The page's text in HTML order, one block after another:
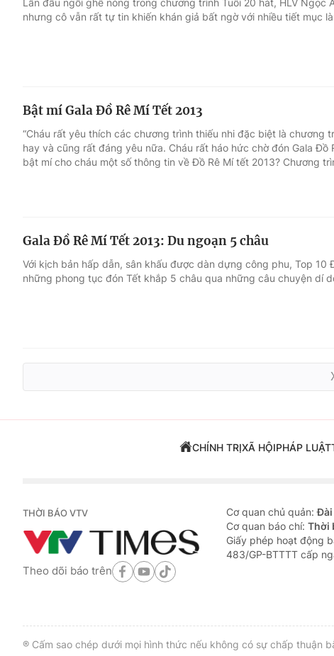
nhưng cô vẫn rất tự tin khiến khán giả bất ngờ với nhiều tiết mục
Bật mí Gala Đồ Rê Mí Tết 2013
“Cháu rất yêu thích các chương trình thiếu nhi đặc biệt là chương
hay và cũng rất đáng yêu nữa. Cháu rất háo hức chờ đón Gala Đồ
bật mí cho cháu một số thông tin về Đồ Rê Mí tết 2013? Chương
Gala Đồ Rê Mí Tết 2013: Du ngoạn 5 châu
Với kịch bản hấp dẫn, sân khấu được dàn dựng công phu, Top 10
những phong tục đón Tết khắp 5 châu qua những câu chuyện dí
CHÍNH TRỊXÃ HỘIPHÁP LUẬT
THỜI BÁO VTV
Theo dõi báo trên
Cơ quan chủ quản:Đài
Cơ quan báo chí: Thời
Giấy phép hoạt động
483/GP-BTTTT cấp
® Cấm sao chép dưới mọi hình thức nếu không có sự chấp thuận